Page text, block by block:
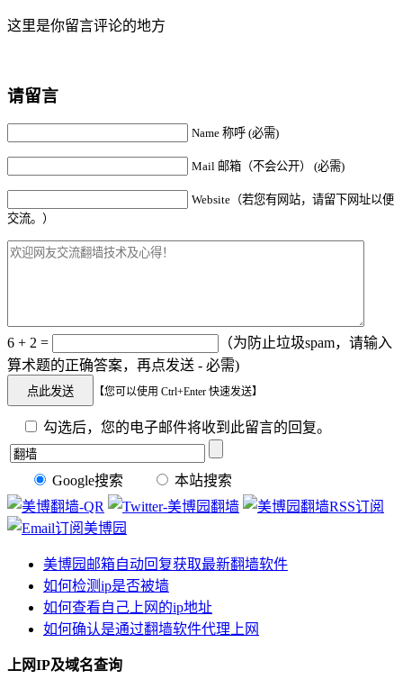
这里是你留言评论的地方
请留言
Name 称呼 (必需)
Mail 邮箱（不会公开） (必需)
Website（若您有网站，请留下网址以便
交流。）
6 + 2 =
（为防止垃圾spam，请输入
算术题的正确答案，再点发送 - 必需)
【您可以使用 Ctrl+Enter 快速发送】
勾选后，您的电子邮件将收到此留言的回复。
Google搜索 本站搜索
美博园邮箱自动回复获取最新翻墙软件
如何检测ip是否被墙
如何查看自己上网的ip地址
如何确认是通过翻墙软件代理上网
上网IP及域名查询